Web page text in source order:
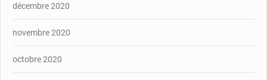
décembre 2020
novembre 2020
octobre 2020